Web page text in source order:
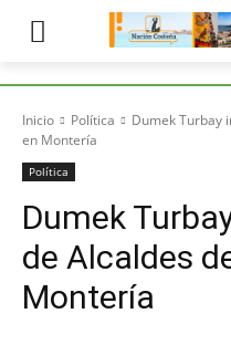
Inicio Política
Dumek Turbay
en Montería
Política
Dumek
de Alcaldes
Montería